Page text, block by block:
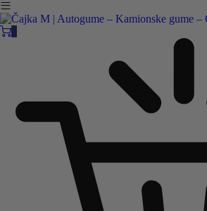
Čajka M Čačak
+381 32 5461 011
KAKO DO NAS
0